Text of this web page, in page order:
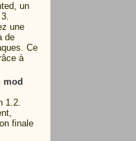
un
une
de
Ce
à
mod
1.2.
finale